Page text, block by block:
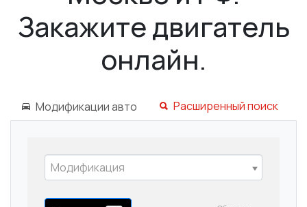
Закажите двигатель
онлайн.
Модификации авто Расширенный поиск
Модификация